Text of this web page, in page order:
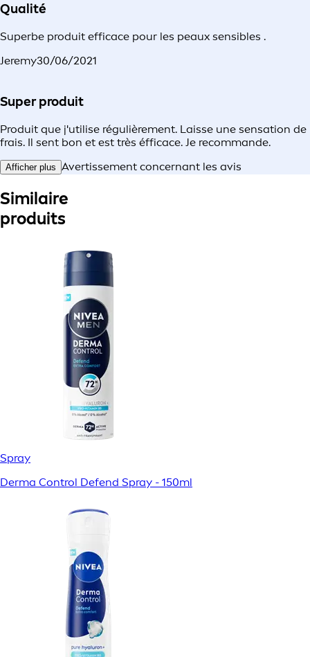
Qualité
Superbe produit efficace pour les peaux sensibles .
Jeremy30/06/2021
Super produit
Produit que j'utilise régulièrement. Laisse une sensation de
frais. Il sent bon et est très éfficace. Je recommande.
Afficher plus Avertissement concernant les avis
Similaire
produits
Spray
Derma Control Defend Spray - 150ml